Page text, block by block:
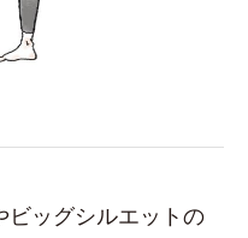
ビッグシルエットの